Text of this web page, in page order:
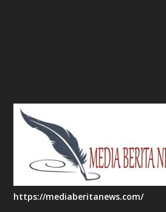
https://mediaberitanews.com/